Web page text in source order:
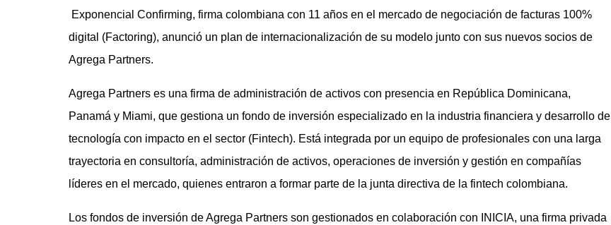
Exponencial Confirming, firma colombiana con 11 años en el mercado de negociación de facturas 100%
digital (Factoring), anunció un plan de internacionalización de su modelo junto con sus nuevos socios de
Agrega Partners.
Agrega Partners es una firma de administración de activos con presencia en República Dominicana,
Panamá y Miami, que gestiona un fondo de inversión especializado en la industria financiera y desarrollo de
tecnología con impacto en el sector (Fintech). Está integrada por un equipo de profesionales con una larga
trayectoria en consultoría, administración de activos, operaciones de inversión y gestión en compañías
líderes en el mercado, quienes entraron a formar parte de la junta directiva de la fintech colombiana.
Los fondos de inversión de Agrega Partners son gestionados en colaboración con INICIA, una firma privada